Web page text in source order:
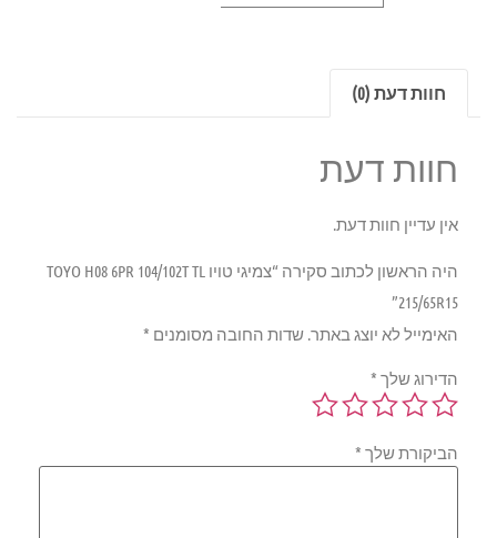
חוות דעת (0)
חוות דעת
אין עדיין חוות דעת.
היה הראשון לכתוב סקירה “צמיגי טויו TOYO H08 6PR 104/102T TL
215/65R15”
האימייל לא יוצג באתר.שדות החובה מסומנים*
הדירוג שלך*
הביקורת שלך*